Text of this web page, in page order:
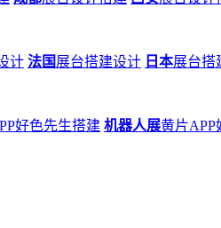
计 法国 展台搭建设计 日本展台搭
好色先生搭建 机器人展黄片APP